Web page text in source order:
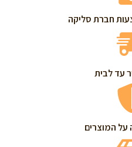
חברת סליקה
עד לבית
על המוצרים